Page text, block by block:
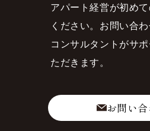
アパート経営が初め
ください。 お問い合
コンサルタントがサ
ただきます。
お問い